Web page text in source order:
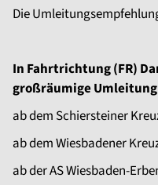
Die
In Fahrtrichtung (FR)
großräumige
ab dem Schiersteiner
ab dem Wiesbadener
ab der AS Wiesbaden-